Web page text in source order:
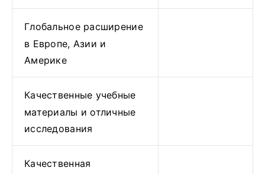
Глобальное расширение
в Европе, Азии и
Америке
Качественные учебные
материалы и отличные
исследования
Качественная